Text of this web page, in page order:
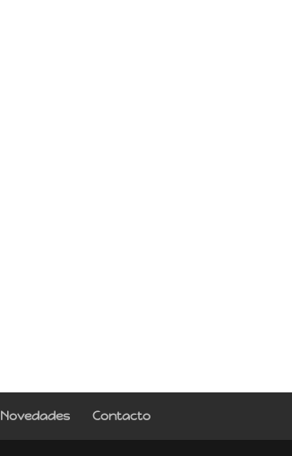
Novedades Contacto